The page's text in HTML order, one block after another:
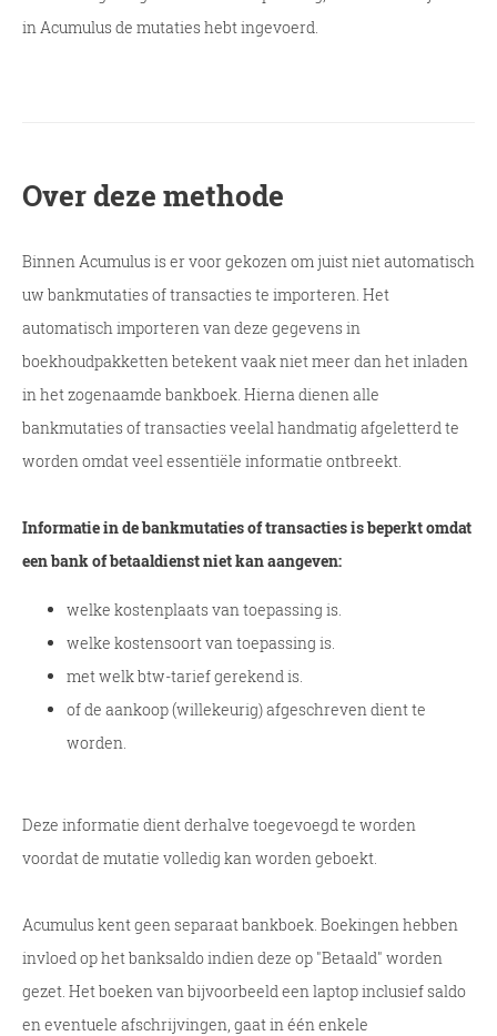
in Acumulus de mutaties hebt ingevoerd.
Over deze methode
Binnen Acumulus is er voor gekozen om juist niet automatisch
uw bankmutaties of transacties te importeren. Het
automatisch importeren van deze gegevens in
boekhoudpakketten betekent vaak niet meer dan het inladen
in het zogenaamde bankboek. Hierna dienen alle
bankmutaties of transacties veelal handmatig afgeletterd te
worden omdat veel essentiële informatie ontbreekt.
Informatie in de bankmutaties of transacties is beperkt omdat
een bank of betaaldienst niet kan aangeven:
welke kostenplaats van toepassing is.
welke kostensoort van toepassing is.
met welk btw-tarief gerekend is.
of de aankoop (willekeurig) afgeschreven dient te
worden.
Deze informatie dient derhalve toegevoegd te worden
voordat de mutatie volledig kan worden geboekt.
Acumulus kent geen separaat bankboek. Boekingen hebben
invloed op het banksaldo indien deze op "Betaald" worden
gezet. Het boeken van bijvoorbeeld een laptop inclusief saldo
en eventuele afschrijvingen, gaat in één enkele